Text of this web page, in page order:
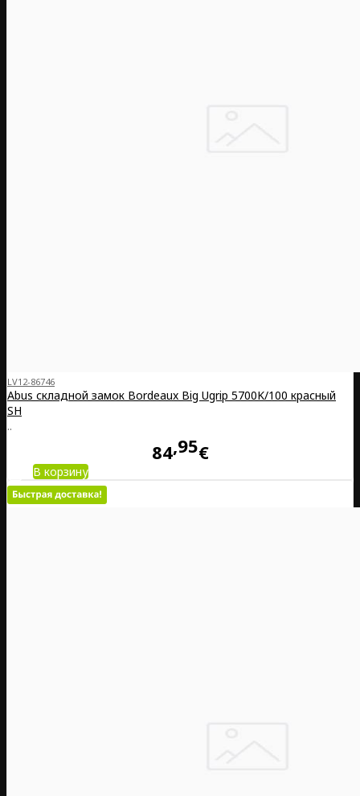
LV12-86746
Abus складной замок Bordeaux Big Ugrip 5700K/100 красный
SH
..
84 95€
В корзину